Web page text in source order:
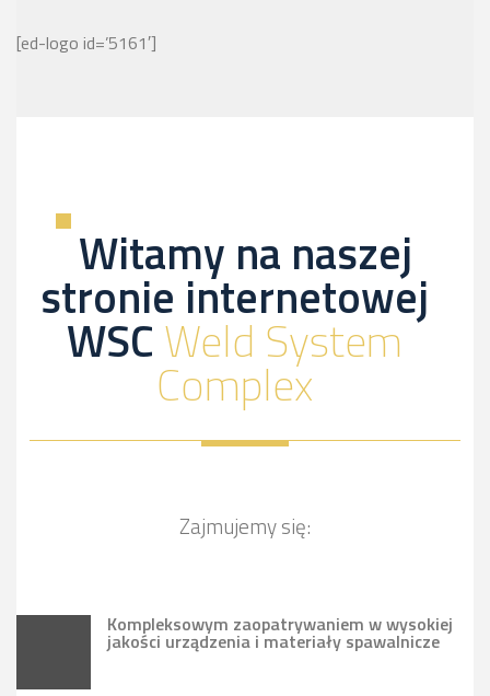
[ed-logo id=’5161′]
Witamy na naszej
stronie internetowej
WSCWeld System
Complex
Zajmujemy się:
Kompleksowym zaopatrywaniem w wysokiej
jakości urządzenia i materiały spawalnicze